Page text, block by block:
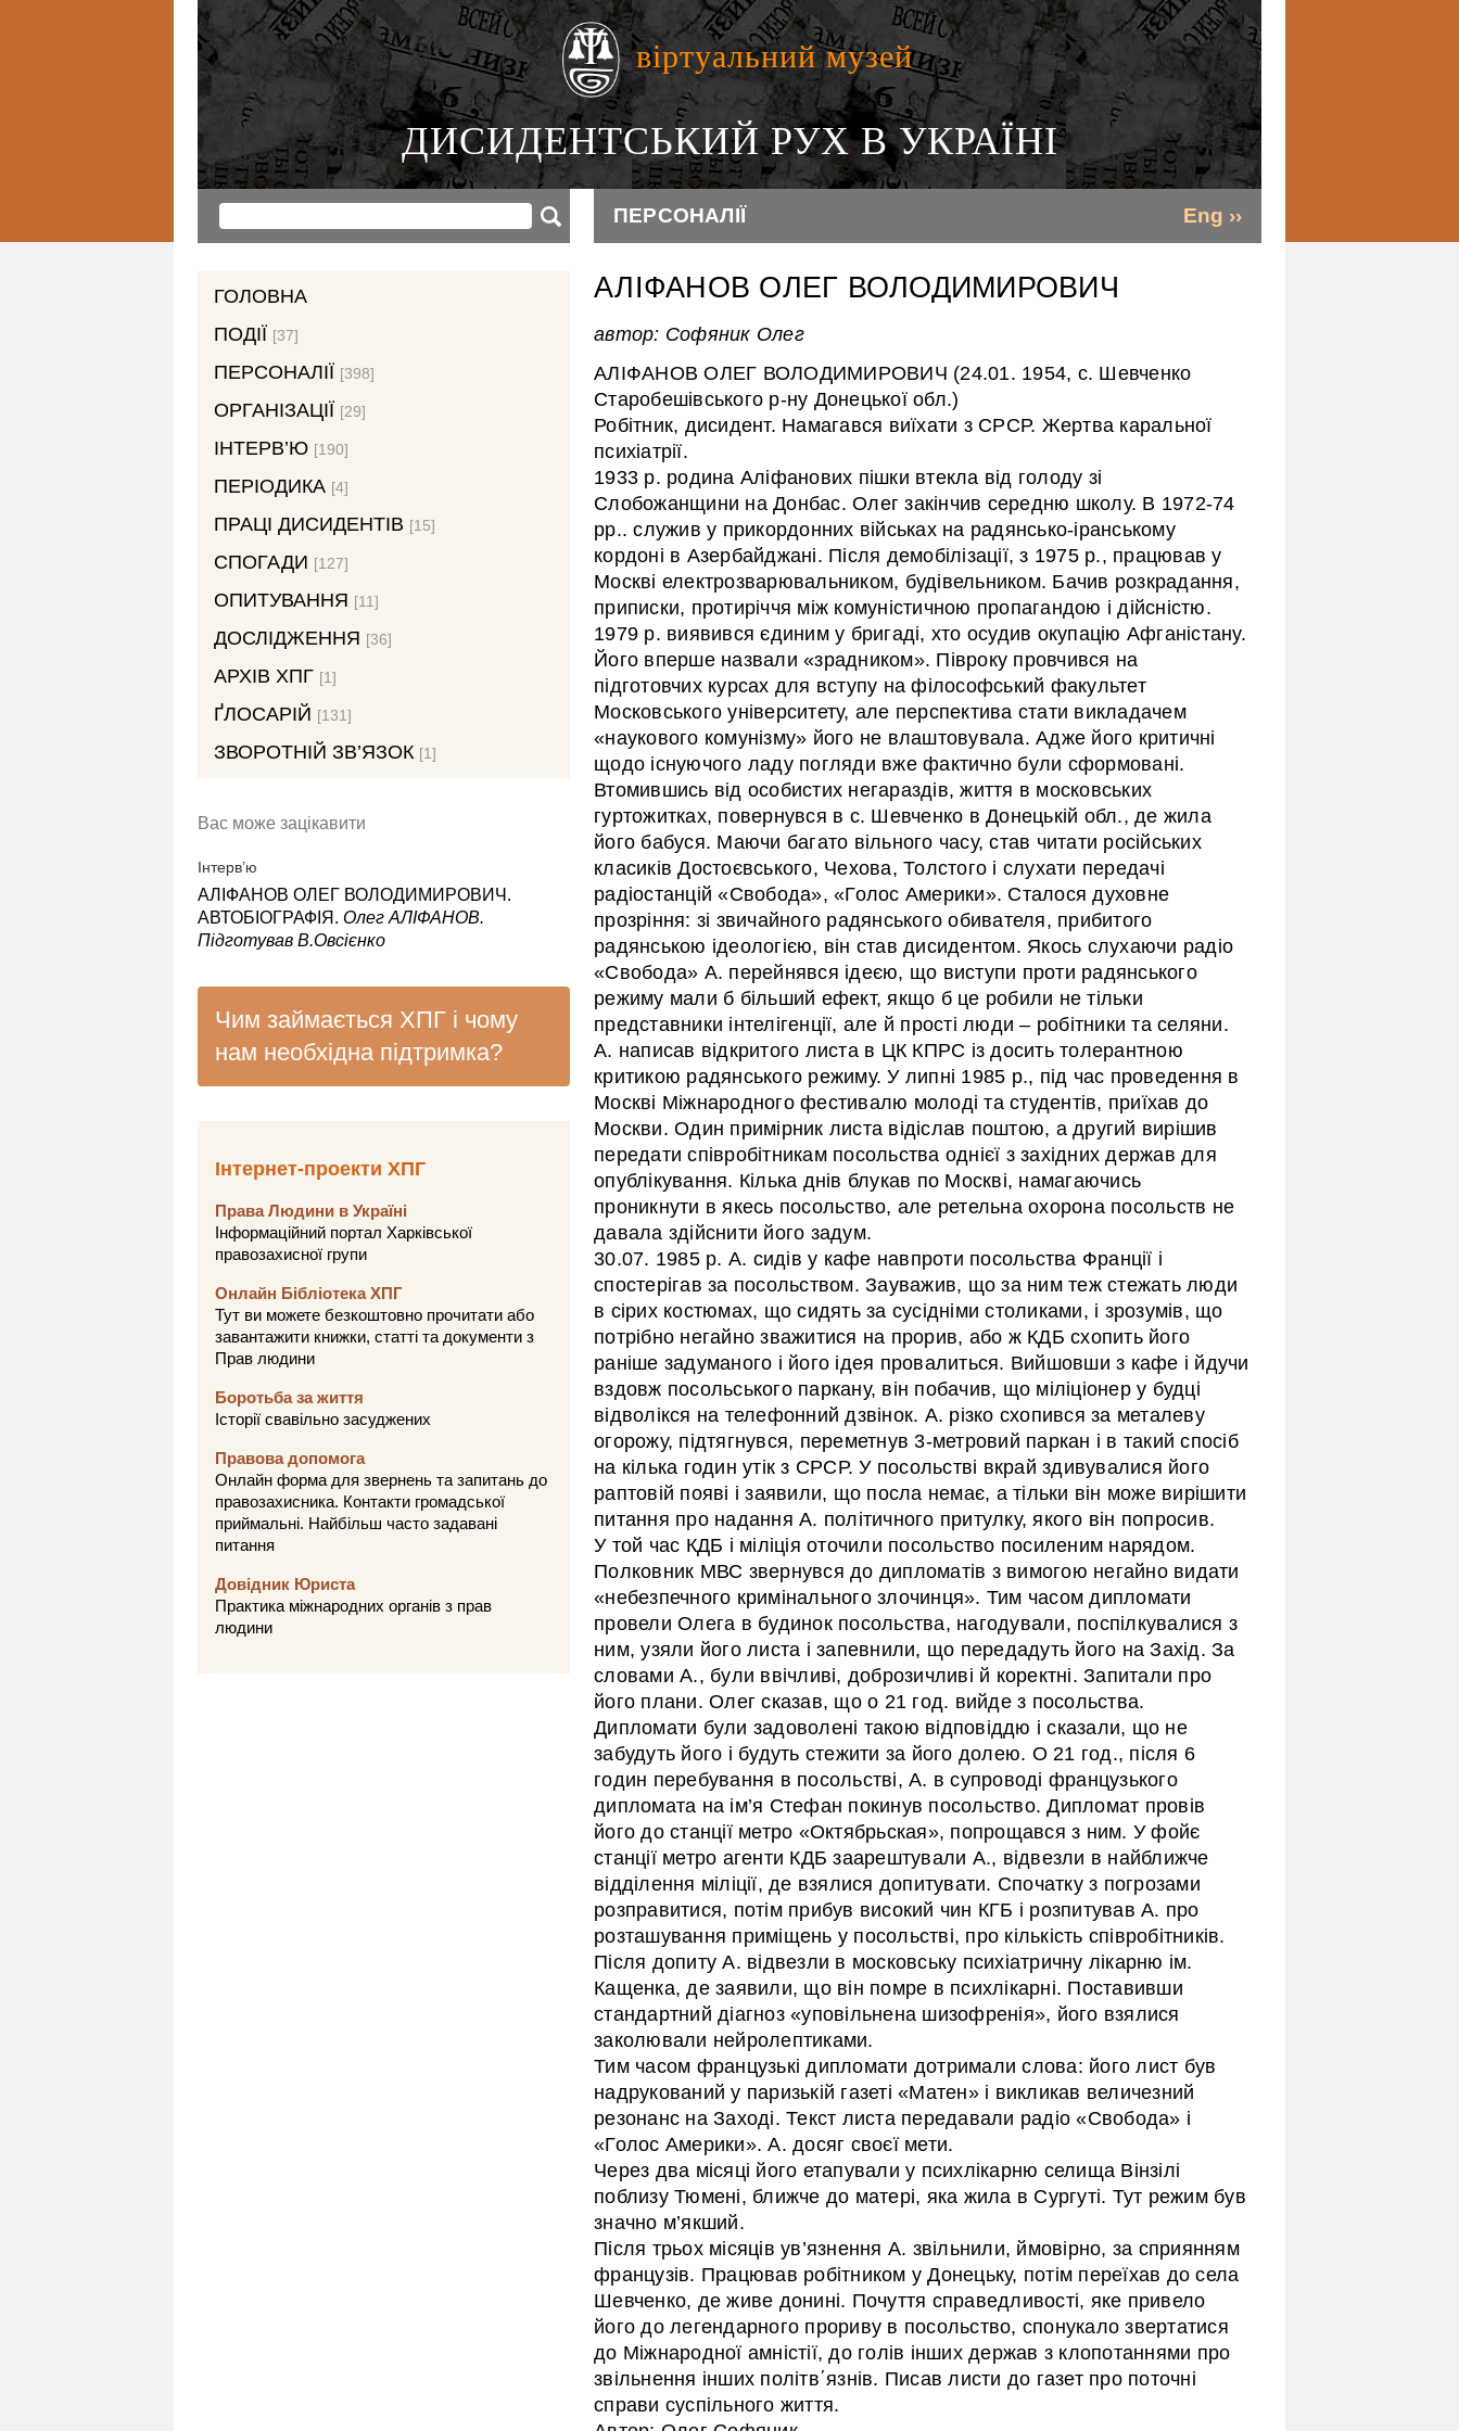
віртуальний музей
ДИСИДЕНТСЬКИЙ РУХ В УКРАЇНІ
ГОЛОВНА
ПОДІЇ [37]
ПЕРСОНАЛІЇ [398]
ОРГАНІЗАЦІЇ [29]
ІНТЕРВ’Ю [190]
ПЕРІОДИКА [4]
ПРАЦІ ДИСИДЕНТІВ [15]
СПОГАДИ [127]
ОПИТУВАННЯ [11]
ДОСЛІДЖЕННЯ [36]
АРХІВ ХПГ [1]
ҐЛОСАРІЙ [131]
ЗВОРОТНІЙ ЗВ’ЯЗОК [1]
Вас може зацікавити
Інтерв’ю
АЛІФАНОВ ОЛЕГ ВОЛОДИМИРОВИЧ.
АВТОБІОГРАФІЯ. Олег АЛІФАНОВ.
Підготував В.Овсієнко
Чим займається ХПГ і чому
нам необхідна підтримка?
Інтернет-проекти ХПГ
Права Людини в Україні
Інформаційний портал Харківської
правозахисної групи
Онлайн Бібліотека ХПГ
Тут ви можете безкоштовно прочитати або
завантажити книжки, статті та документи з
Прав людини
Боротьба за життя
Історії свавільно засуджених
Правова допомога
Онлайн форма для звернень та запитань до
правозахисника. Контакти громадської
приймальні. Найбільш часто задавані
питання
Довідник Юриста
Практика міжнародних органів з прав
людини
Eng ››
ПЕРСОНАЛІЇ
АЛІФАНОВ ОЛЕГ ВОЛОДИМИРОВИЧ
автор: Софяник Олег
АЛІФАНОВ ОЛЕГ ВОЛОДИМИРОВИЧ (24.01. 1954, с. Шевченко
Старобешівського р-ну Донецької обл.)
Робітник, дисидент. Намагався виїхати з СРСР. Жертва каральної
психіатрії.
1933 р. родина Аліфанових пішки втекла від голоду зі
Слобожанщини на Донбас. Олег закінчив середню школу. В 1972-74
рр.. служив у прикордонних військах на радянсько-іранському
кордоні в Азербайджані. Після демобілізації, з 1975 р., працював у
Москві електрозварювальником, будівельником. Бачив розкрадання,
приписки, протиріччя між комуністичною пропагандою і дійсністю.
1979 р. виявився єдиним у бригаді, хто осудив окупацію Афганістану.
Його вперше назвали «зрадником». Півроку провчився на
підготовчих курсах для вступу на філософський факультет
Московського університету, але перспектива стати викладачем
«наукового комунізму» його не влаштовувала. Адже його критичні
щодо існуючого ладу погляди вже фактично були сформовані.
Втомившись від особистих негараздів, життя в московських
гуртожитках, повернувся в с. Шевченко в Донецькій обл., де жила
його бабуся. Маючи багато вільного часу, став читати російських
класиків Достоєвського, Чехова, Толстого і слухати передачі
радіостанцій «Свобода», «Голос Америки». Сталося духовне
прозріння: зі звичайного радянського обивателя, прибитого
радянською ідеологією, він став дисидентом. Якось слухаючи радіо
«Свобода» А. перейнявся ідеєю, що виступи проти радянського
режиму мали б більший ефект, якщо б це робили не тільки
представники інтелігенції, але й прості люди – робітники та селяни.
А. написав відкритого листа в ЦК КПРС із досить толерантною
критикою радянського режиму. У липні 1985 р., під час проведення в
Москві Міжнародного фестивалю молоді та студентів, приїхав до
Москви. Один примірник листа відіслав поштою, а другий вирішив
передати співробітникам посольства однієї з західних держав для
опублікування. Кілька днів блукав по Москві, намагаючись
проникнути в якесь посольство, але ретельна охорона посольств не
давала здійснити його задум.
30.07. 1985 р. А. сидів у кафе навпроти посольства Франції і
спостерігав за посольством. Зауважив, що за ним теж стежать люди
в сірих костюмах, що сидять за сусідніми столиками, і зрозумів, що
потрібно негайно зважитися на прорив, або ж КДБ схопить його
раніше задуманого і його ідея провалиться. Вийшовши з кафе і йдучи
вздовж посольського паркану, він побачив, що міліціонер у будці
відволікся на телефонний дзвінок. А. різко схопився за металеву
огорожу, підтягнувся, переметнув 3-метровий паркан і в такий спосіб
на кілька годин утік з СРСР. У посольстві вкрай здивувалися його
раптовій появі і заявили, що посла немає, а тільки він може вирішити
питання про надання А. політичного притулку, якого він попросив.
У той час КДБ і міліція оточили посольство посиленим нарядом.
Полковник МВС звернувся до дипломатів з вимогою негайно видати
«небезпечного кримінального злочинця». Тим часом дипломати
провели Олега в будинок посольства, нагодували, поспілкувалися з
ним, узяли його листа і запевнили, що передадуть його на Захід. За
словами А., були ввічливі, доброзичливі й коректні. Запитали про
його плани. Олег сказав, що о 21 год. вийде з посольства.
Дипломати були задоволені такою відповіддю і сказали, що не
забудуть його і будуть стежити за його долею. О 21 год., після 6
годин перебування в посольстві, А. в супроводі французького
дипломата на ім’я Стефан покинув посольство. Дипломат провів
його до станції метро «Октябрьская», попрощався з ним. У фойє
станції метро агенти КДБ заарештували А., відвезли в найближче
відділення міліції, де взялися допитувати. Спочатку з погрозами
розправитися, потім прибув високий чин КГБ і розпитував А. про
розташування приміщень у посольстві, про кількість співробітників.
Після допиту А. відвезли в московську психіатричну лікарню ім.
Кащенка, де заявили, що він помре в психлікарні. Поставивши
стандартний діагноз «уповільнена шизофренія», його взялися
заколювали нейролептиками.
Тим часом французькі дипломати дотримали слова: його лист був
надрукований у паризькій газеті «Матен» і викликав величезний
резонанс на Заході. Текст листа передавали радіо «Свобода» і
«Голос Америки». А. досяг своєї мети.
Через два місяці його етапували у психлікарню селища Вінзілі
поблизу Тюмені, ближче до матері, яка жила в Сургуті. Тут режим був
значно м’якший.
Після трьох місяців ув’язнення А. звільнили, ймовірно, за сприянням
французів. Працював робітником у Донецьку, потім переїхав до села
Шевченко, де живе донині. Почуття справедливості, яке привело
його до легендарного прориву в посольство, спонукало звертатися
до Міжнародної амністії, до голів інших держав з клопотаннями про
звільнення інших політв΄язнів. Писав листи до газет про поточні
справи суспільного життя.